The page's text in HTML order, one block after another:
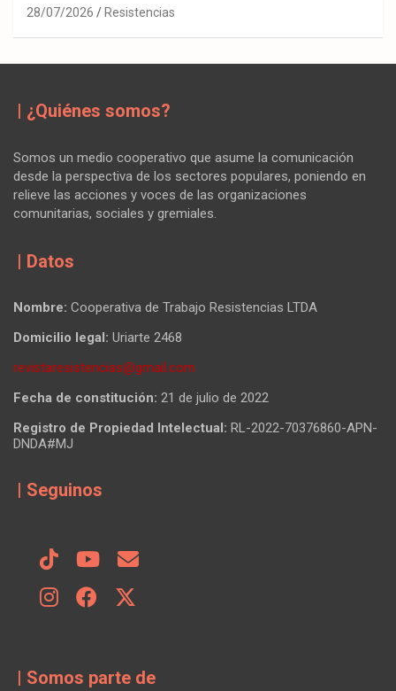
28/07/2026 Resistencias
| ¿Quiénes somos?
Somos un medio cooperativo que asume la comunicación
desde la perspectiva de los sectores populares, poniendo en
relieve las acciones y voces de las organizaciones
comunitarias, sociales y gremiales.
| Datos
Nombre: Cooperativa de Trabajo Resistencias LTDA
Domicilio legal: Uriarte 2468
revistaresistencias@gmail.com
Fecha de constitución: 21 de julio de 2022
Registro de Propiedad Intelectual: RL-2022-70376860-APN-
DNDA#MJ
| Seguinos
| Somos parte de